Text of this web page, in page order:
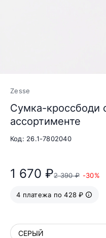
Zesse
Сумка-кроссбоди
ассортименте
Код: 26.1-7802040
1 670 ₽2 390 ₽ -30%
4 платежа по 428 ₽
СЕРЫЙ